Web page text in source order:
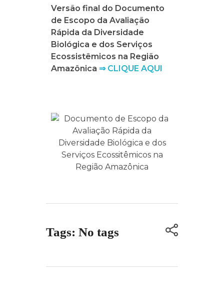
Versão final do Documento
de Escopo da Avaliação
Rápida da Diversidade
Biológica e dos Serviços
Ecossistêmicos na Região
Amazônica ⇒ CLIQUE AQUI
Tags: No tags